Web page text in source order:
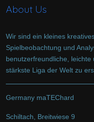
About Us
Wir sind ein kleines
Spielbeobachtung und
benutzerfreundliche,
stärkste Liga der Welt zu
Germany maTEChard
Schiltach, Breitwiese 9